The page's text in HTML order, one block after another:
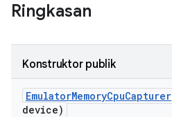
Ringkasan
Konstruktor publik
EmulatorMemoryCpuCapturer
device)